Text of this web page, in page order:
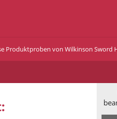
Produktproben von Wilkinson Sword